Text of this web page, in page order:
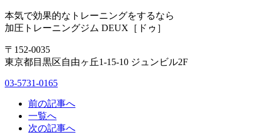
本気で効果的なトレーニングをするなら
加圧トレーニングジム DEUX［ドゥ］
〒152-0035
東京都目黒区自由ヶ丘1-15-10 ジュンビル2F
03-5731-0165
前の記事へ
一覧へ
次の記事へ